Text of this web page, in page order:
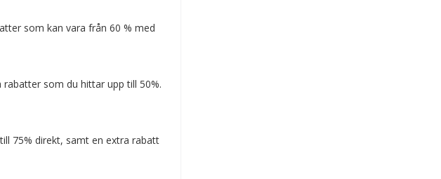
som kan vara från 60 % med
rabatter som du hittar upp till 50%.
75% direkt, samt en extra rabatt